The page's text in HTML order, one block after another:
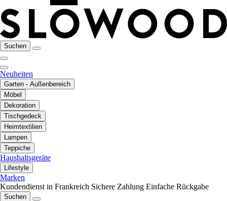
Suchen
Neuheiten
Garten - Außenbereich
Möbel
Dekoration
Tischgedeck
Heimtextilien
Lampen
Teppiche
Haushaltsgeräte
Lifestyle
Marken
Kundendienst in Frankreich Sichere Zahlung Einfache Rückgabe
Suchen